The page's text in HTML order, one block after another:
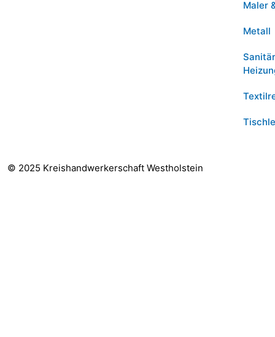
Maler
Metall
© 2025 Kreishandwerkerschaft Westholstein